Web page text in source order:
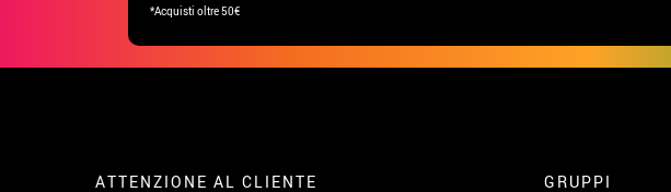
*Acquisti oltre 50€
ATTENZIONE AL CLIENTE GRUPPI